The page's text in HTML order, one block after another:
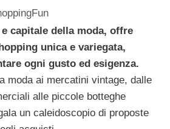
capitale della moda, offre
unica e variegata,
ogni gusto ed esigenza.
moda ai mercatini vintage, dalle
alle piccole botteghe
un caleidoscopio di proposte